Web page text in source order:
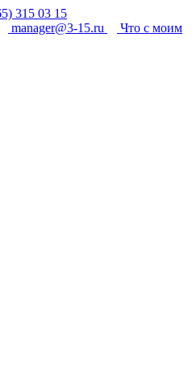
315 03 15
manager@3-15.ru
Что с моим